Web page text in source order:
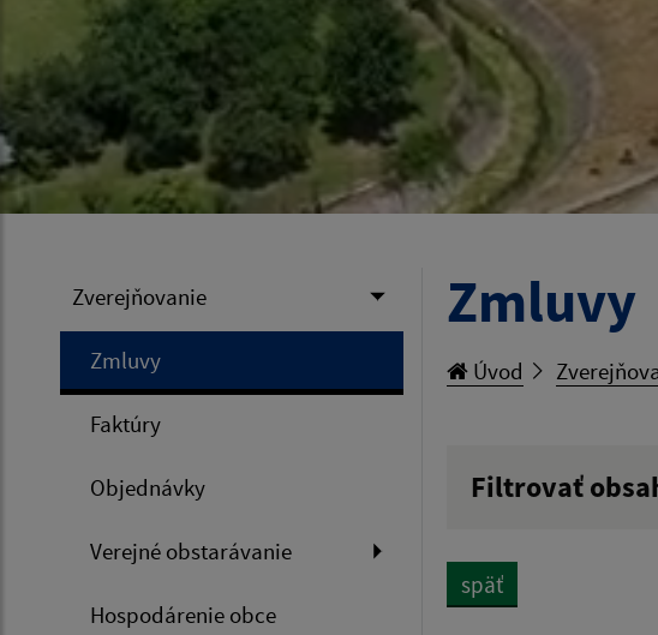
Zverejňovanie
Zmluvy
Faktúry
Objednávky
Verejné obstarávanie
Hospodárenie obce
Zmluvy
Úvod
Filtrovať
späť